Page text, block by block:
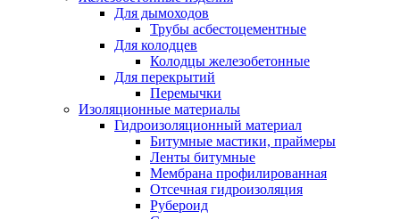
Для дымоходов
Трубы асбестоцементные
Для колодцев
Колодцы железобетонные
Для перекрытий
Перемычки
Изоляционные материалы
Гидроизоляционный материал
Битумные мастики, праймеры
Ленты битумные
Мембрана профилированная
Отсечная гидроизоляция
Рубероид